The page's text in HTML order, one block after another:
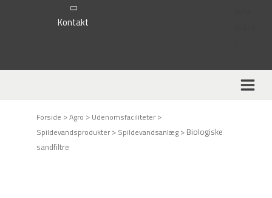
Kontakt
Forside >Agro > Udenomsfaciliteter>
Spildevandsprodukter> Spildevandsanlæg > Biologiske
sandfiltre